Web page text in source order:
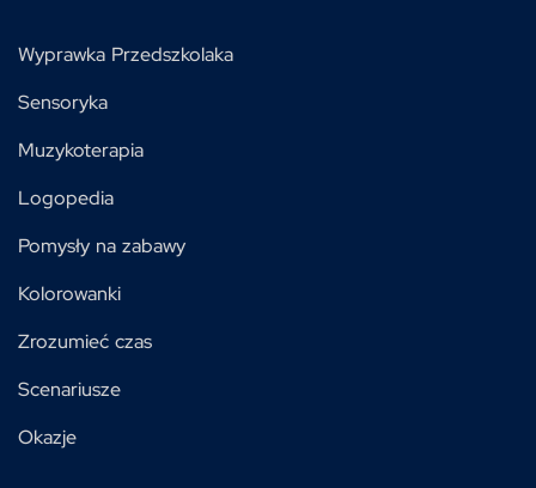
Wyprawka Przedszkolaka
Sensoryka
Muzykoterapia
Logopedia
Pomysły na zabawy
Kolorowanki
Zrozumieć czas
Scenariusze
Okazje